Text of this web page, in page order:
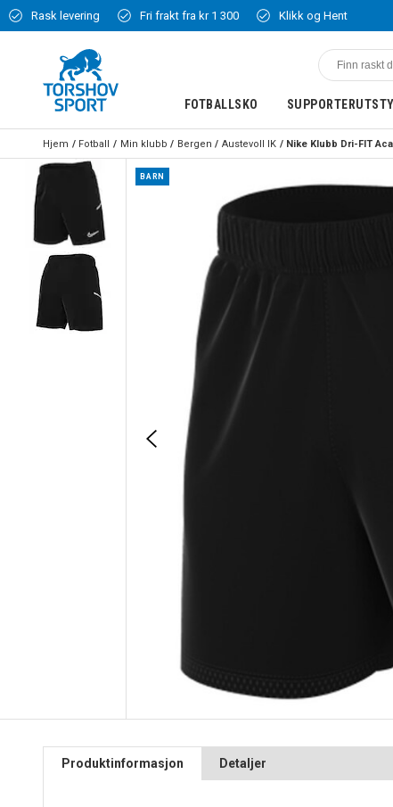
Rask levering Fri frakt fra kr 1 300 Klikk og Hent
FOTBALLSKO
Hjem Fotball Min klubb Bergen Austevoll IK
BARN
Produktinformasjon Detaljer